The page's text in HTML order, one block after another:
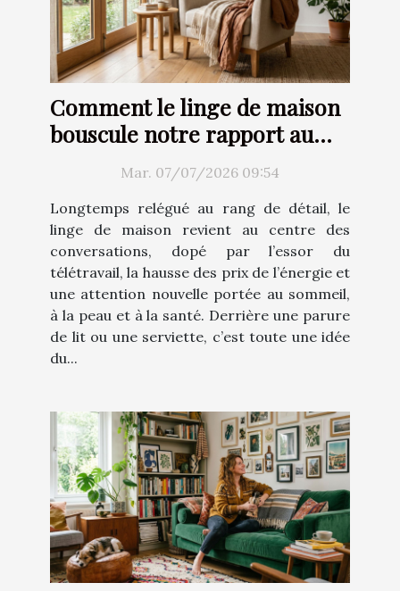
Comment le linge de maison
bouscule notre rapport au
confortMar. 07/07/2026 09:54
Longtemps relégué au rang de détail, le
linge de maison revient au centre des
conversations, dopé par l’essor du
télétravail, la hausse des prix de l’énergie et
une attention nouvelle portée au sommeil,
à la peau et à la santé. Derrière une parure
de lit ou une serviette, c’est toute une idée
du...